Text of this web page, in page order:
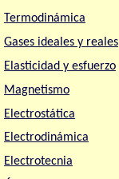
Termodinámica
Gases ideales y reales
Elasticidad y esfuerzo
Magnetismo
Electrostática
Electrodinámica
Electrotecnia